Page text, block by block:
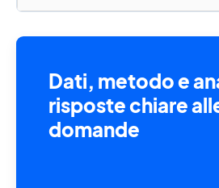
Dati, metodo e
risposte chiare
domande